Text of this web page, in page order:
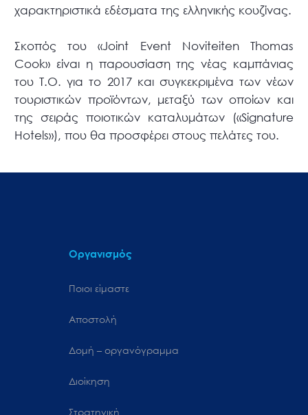
χαρακτηριστικά εδέσματα της ελληνικής κουζίνας.
Σκοπός του «Joint Event Noviteiten Thomas
Cook» είναι η παρουσίαση της νέας καμπάνιας
του Τ.Ο. για το 2017 και συγκεκριμένα των νέων
τουριστικών προϊόντων, μεταξύ των οποίων και
της σειράς ποιοτικών καταλυμάτων («Signature
Hotels»), που θα προσφέρει στους πελάτες του.
Οργανισμός
Ποιοι είμαστε
Αποστολή
Δομή – οργανόγραμμα
Διοίκηση
Στρατηγική